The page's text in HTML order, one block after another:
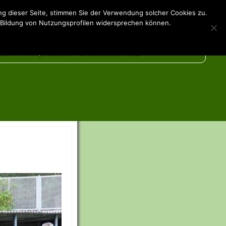
Vereint fit
dieser Seite, stimmen Sie der Verwendung solcher Cookies zu.
von Nutzungsprofilen widersprechen können.